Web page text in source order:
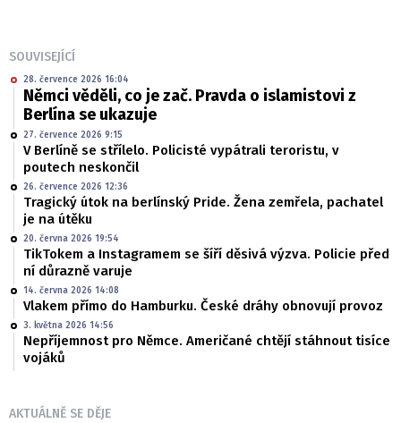
SOUVISEJÍCÍ
28. července 2026 16:04
Němci věděli, co je zač. Pravda o islamistovi z
Berlína se ukazuje
27. července 2026 9:15
V Berlíně se střílelo. Policisté vypátrali teroristu, v
poutech neskončil
26. července 2026 12:36
Tragický útok na berlínský Pride. Žena zemřela, pachatel
je na útěku
20. června 2026 19:54
TikTokem a Instagramem se šíří děsivá výzva. Policie před
ní důrazně varuje
14. června 2026 14:08
Vlakem přímo do Hamburku. České dráhy obnovují provoz
3. května 2026 14:56
Nepříjemnost pro Němce. Američané chtějí stáhnout tisíce
vojáků
AKTUÁLNĚ SE DĚJE